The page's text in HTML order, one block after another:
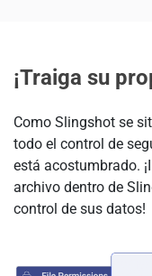
¡Traiga su
Como Slingshot se
todo el control de
está acostumbrado.
archivo dentro de
control de sus datos!